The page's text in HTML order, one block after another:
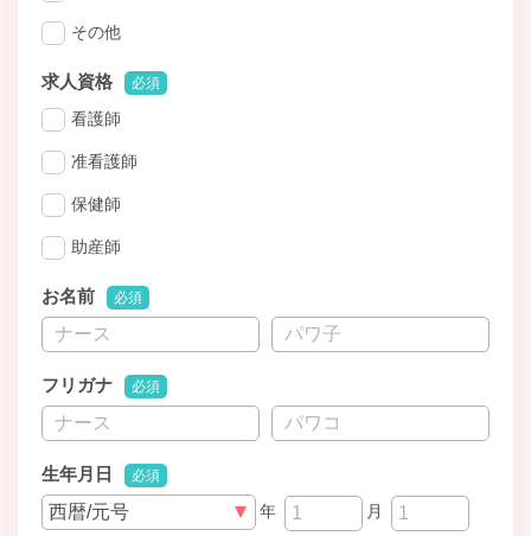
その他
求人資格 必須
看護師
准看護師
保健師
助産師
お名前 必須
フリガナ 必須
生年月日 必須
年
月